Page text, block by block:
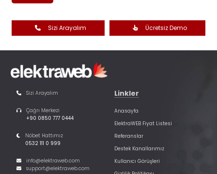
Sizi Arayalım Ücretsiz Demo
Sizi Arayalım
Çağrı Merkezi
+90 0850 777 0444
Nöbet Hattımız
0532 111 0 999
info@elektraweb.com
support@elektraweb.com
Linkler
Anasayfa
ElektraWEB Fiyat Listesi
Referanslar
Destek Kanallarımız
Kullanıcı Görüşleri